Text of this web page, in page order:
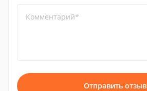
Комментарий*
Отправить отзыв